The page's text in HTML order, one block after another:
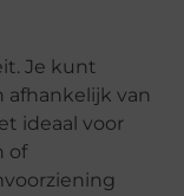
Je kunt
afhankelijk van
ideaal voor
of